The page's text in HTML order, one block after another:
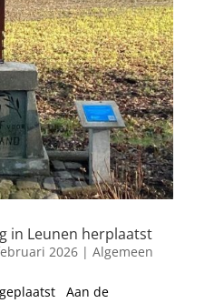
in Leunen herplaatst
2026| Algemeen
Aan de